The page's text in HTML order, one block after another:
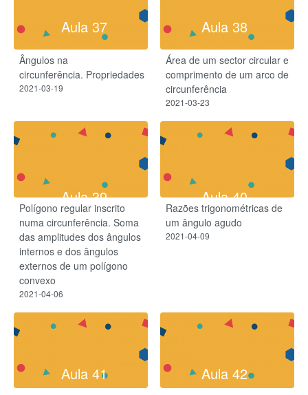
Aula 37
Ângulos na
circunferência. Propriedades
2021-03-19
Aula 38
Área de um sector circular e
comprimento de um arco de
circunferência
2021-03-23
Aula 39
Polígono regular inscrito
numa circunferência. Soma
das amplitudes dos ângulos
internos e dos ângulos
externos de um polígono
convexo
2021-04-06
Aula 40
Razões trigonométricas de
um ângulo agudo
2021-04-09
Aula 41 Aula 42